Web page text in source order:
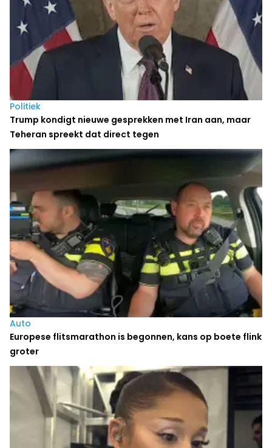
Politiek
Trump kondigt nieuwe gesprekken met Iran aan, maar
Teheran spreekt dat direct tegen
Auto
Europese flitsmarathon is begonnen, kans op boete flink
groter